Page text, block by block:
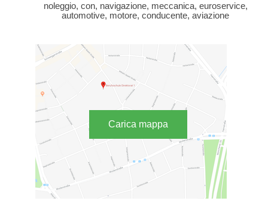
noleggio, con, navigazione, meccanica, euroservice,
automotive, motore, conducente, aviazione
Carica mappa